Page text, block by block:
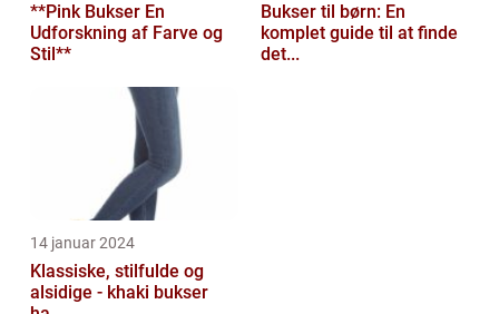
**Pink Bukser En
Udforskning af Farve og
Stil**
Bukser til børn: En
komplet guide til at finde
det...
14 januar 2024
Klassiske, stilfulde og
alsidige - khaki bukser